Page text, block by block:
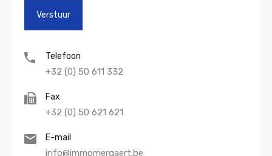
Telefoon
+32 (0) 50 611 332
Fax
+32 (0) 50 621 621
E-mail
info@immomergaert.be